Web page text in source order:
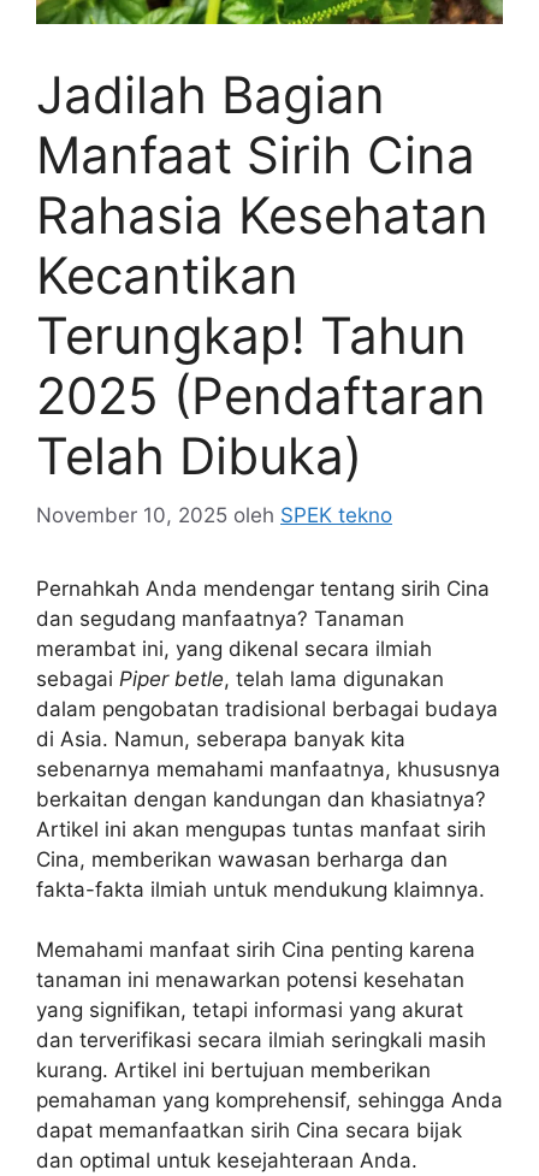
Jadilah Bagian
Manfaat Sirih Cina
Rahasia Kesehatan
Kecantikan
Terungkap! Tahun
2025 (Pendaftaran
Telah Dibuka)
November 10, 2025 oleh SPEK tekno
Pernahkah Anda mendengar tentang sirih Cina
dan segudang manfaatnya? Tanaman
merambat ini, yang dikenal secara ilmiah
sebagai Piper betle, telah lama digunakan
dalam pengobatan tradisional berbagai budaya
di Asia. Namun, seberapa banyak kita
sebenarnya memahami manfaatnya, khususnya
berkaitan dengan kandungan dan khasiatnya?
Artikel ini akan mengupas tuntas manfaat sirih
Cina, memberikan wawasan berharga dan
fakta-fakta ilmiah untuk mendukung klaimnya.
Memahami manfaat sirih Cina penting karena
tanaman ini menawarkan potensi kesehatan
yang signifikan, tetapi informasi yang akurat
dan terverifikasi secara ilmiah seringkali masih
kurang. Artikel ini bertujuan memberikan
pemahaman yang komprehensif, sehingga Anda
dapat memanfaatkan sirih Cina secara bijak
dan optimal untuk kesejahteraan Anda.